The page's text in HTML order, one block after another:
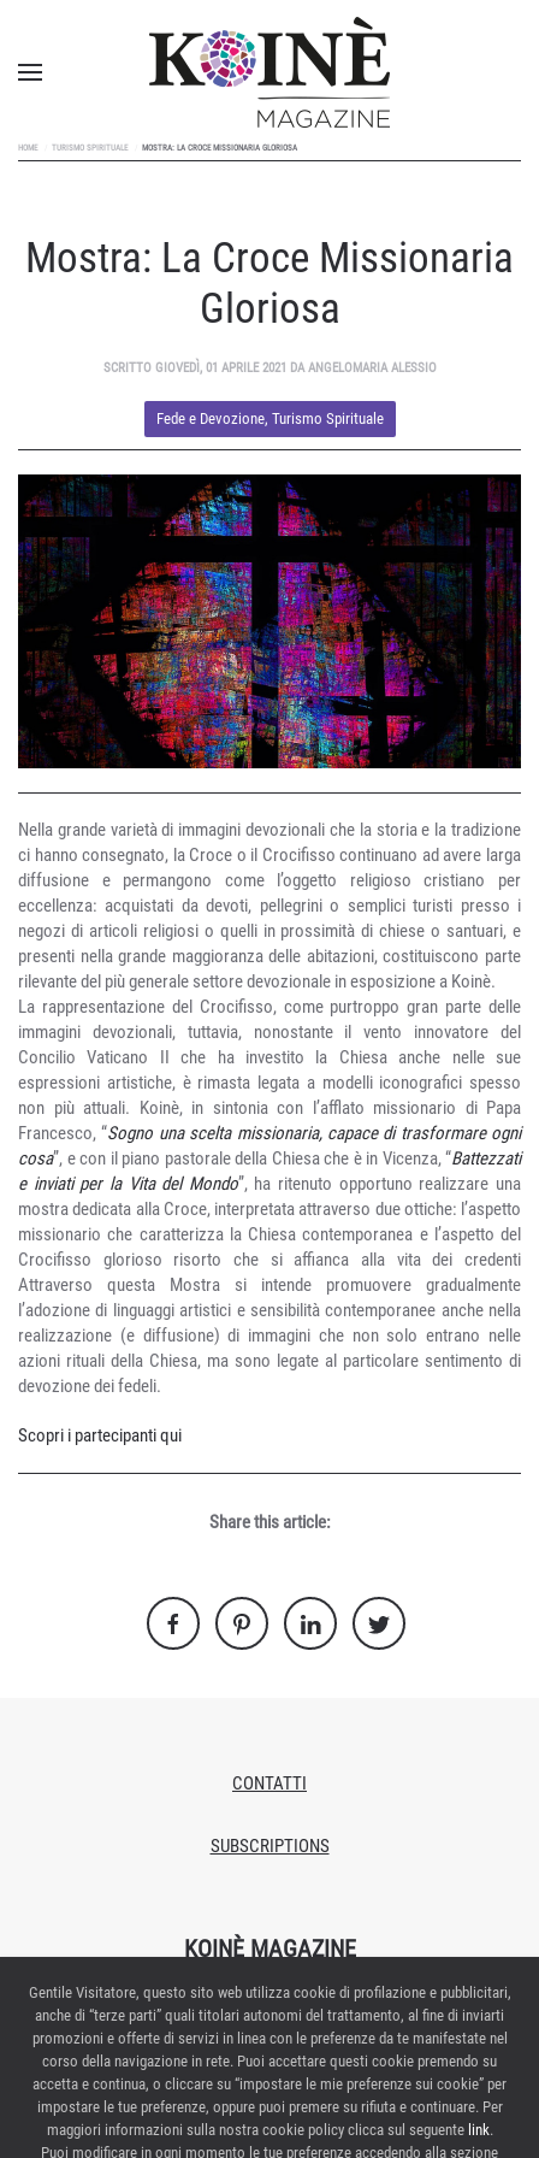
HOME TURISMO SPIRITUALE MOSTRA: LA CROCE MISSIONARIA GLORIOSA
Mostra: La Croce Missionaria
Gloriosa
SCRITTO GIOVEDÌ, 01 APRILE 2021 DA ANGELOMARIA ALESSIO
Fede e Devozione, Turismo Spirituale
Nella grande varietà di immagini devozionali che la storia e la tradizione
ci hanno consegnato, la Croce o il Crocifisso continuano ad avere larga
diffusione e permangono come l’oggetto religioso cristiano per
eccellenza: acquistati da devoti, pellegrini o semplici turisti presso i
negozi di articoli religiosi o quelli in prossimità di chiese o santuari, e
presenti nella grande maggioranza delle abitazioni, costituiscono parte
rilevante del più generale settore devozionale in esposizione a Koinè.
La rappresentazione del Crocifisso, come purtroppo gran parte delle
immagini devozionali, tuttavia, nonostante il vento innovatore del
Concilio Vaticano II che ha investito la Chiesa anche nelle sue
espressioni artistiche, è rimasta legata a modelli iconografici spesso
non più attuali. Koinè, in sintonia con l’afflato missionario di Papa
Francesco, “Sogno una scelta missionaria, capace di trasformare ogni
cosa”, e con il piano pastorale della Chiesa che è in Vicenza, “Battezzati
e inviati per la Vita del Mondo”, ha ritenuto opportuno realizzare una
mostra dedicata alla Croce, interpretata attraverso due ottiche: l’aspetto
missionario che caratterizza la Chiesa contemporanea e l’aspetto del
Crocifisso glorioso risorto che si affianca alla vita dei credenti
Attraverso questa Mostra si intende promuovere gradualmente
l’adozione di linguaggi artistici e sensibilità contemporanee anche nella
realizzazione (e diffusione) di immagini che non solo entrano nelle
azioni rituali della Chiesa, ma sono legate al particolare sentimento di
devozione dei fedeli.
Scopri i partecipanti qui
Share this article:
CONTATTI
SUBSCRIPTIONS
KOINÈ MAGAZINE
Proprietario/editore: Italian Exhibition Group S.p.A.
Autorizzazione del Tribunale di Rimini n.269 del 08/02/2018
Redazione: Via Emilia 155 – 47921 Rimini
Direttore responsabile: Elisabetta Vitali
Contattaci:
Gentile Visitatore, questo sito web utilizza cookie di profilazione e pubblicitari,
anche di “terze parti” quali titolari autonomi del trattamento, al fine di inviarti
promozioni e offerte di servizi in linea con le preferenze da te manifestate nel
corso della navigazione in rete. Puoi accettare questi cookie premendo su
accetta e continua, o cliccare su “impostare le mie preferenze sui cookie” per
impostare le tue preferenze, oppure puoi premere su rifiuta e continuare. Per
maggiori informazioni sulla nostra cookie policy clicca sul seguente link.
Puoi modificare in ogni momento le tue preferenze accedendo alla sezione